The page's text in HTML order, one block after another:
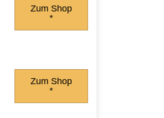
Zum Shop
*
Zum Shop
*